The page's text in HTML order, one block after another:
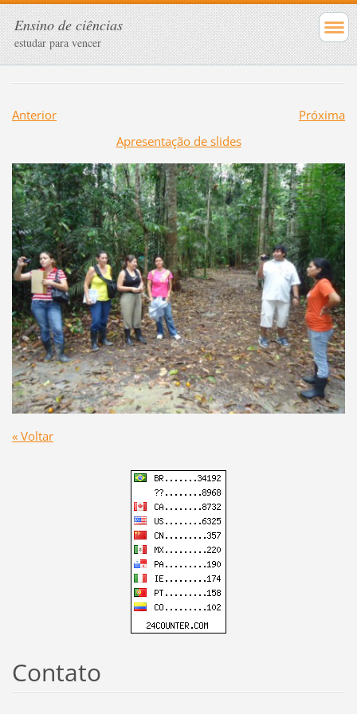
Ensino de ciências
estudar para vencer
Anterior
Próxima
Apresentação de slides
« Voltar
Contato